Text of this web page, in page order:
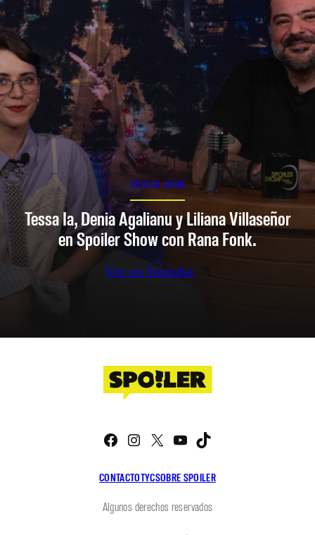
SPOILER SHOW
Tessa Ia, Denia Agalianu y Liliana Villaseñor
en Spoiler Show con Rana Fonk.
Ver en Youtube
CONTACTOTYCSOBRE SPOILER
Facebook
Instagram
X YouTube
Algunos derechos reservados